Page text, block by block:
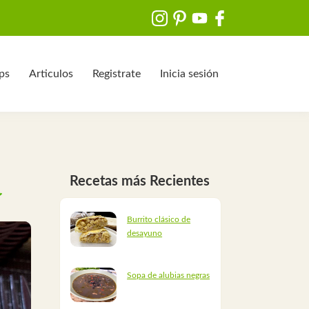
Articulos Registrate Inicia sesión
Recetas más Recientes
Burrito clásico de
desayuno
Sopa de alubias negras